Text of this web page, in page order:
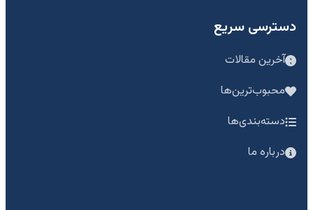
دسترسی سریع
آخرین مقالات
محبوب‌ترین‌ها
دسته‌بندی‌ها
درباره ما